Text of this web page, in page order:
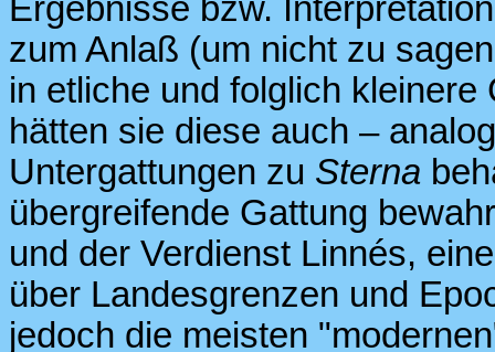
Ergebnisse bzw.
zum Anlaß (um nicht zu
in etliche und folglich
hätten sie diese auch –
Untergattungen zu Sterna
übergreifende Gattung
und der Verdienst Linnés,
über Landesgrenzen und
jedoch die meisten